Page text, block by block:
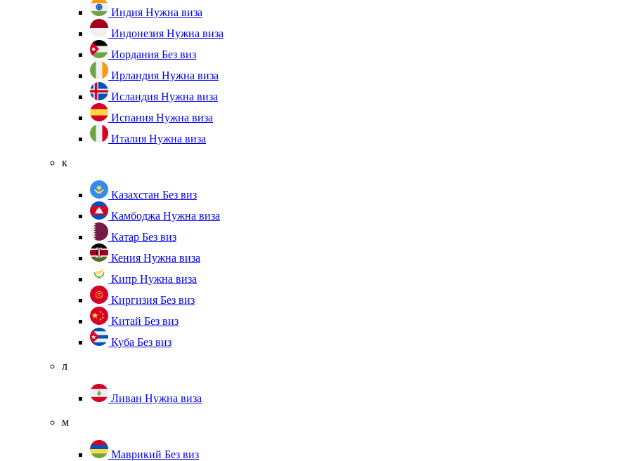
Индия Нужна виза
Индонезия Нужна виза
Иордания Без виз
Ирландия Нужна виза
Исландия Нужна виза
Испания Нужна виза
Италия Нужна виза
к
Казахстан Без виз
Камбоджа Нужна виза
Катар Без виз
Кения Нужна виза
Кипр Нужна виза
Киргизия Без виз
Китай Без виз
Куба Без виз
л
Ливан Нужна виза
м
Маврикий Без виз